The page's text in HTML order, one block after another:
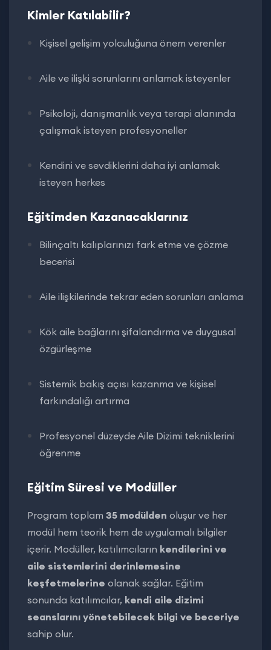
Kimler Katılabilir?
Kişisel gelişim yolculuğuna önem verenler
Aile ve ilişki sorunlarını anlamak isteyenler
Psikoloji, danışmanlık veya terapi alanında
çalışmak isteyen profesyoneller
Kendini ve sevdiklerini daha iyi anlamak
isteyen herkes
Eğitimden Kazanacaklarınız
Bilinçaltı kalıplarınızı fark etme ve çözme
becerisi
Aile ilişkilerinde tekrar eden sorunları anlama
Kök aile bağlarını şifalandırma ve duygusal
özgürleşme
Sistemik bakış açısı kazanma ve kişisel
farkındalığı artırma
Profesyonel düzeyde Aile Dizimi tekniklerini
öğrenme
Eğitim Süresi ve Modüller
Program toplam 35 modülden oluşur ve her
modül hem teorik hem de uygulamalı bilgiler
içerir. Modüller, katılımcıların kendilerini ve
aile sistemlerini derinlemesine
keşfetmelerine olanak sağlar. Eğitim
sonunda katılımcılar, kendi aile dizimi
seanslarını yönetebilecek bilgi ve beceriye
sahip olur.